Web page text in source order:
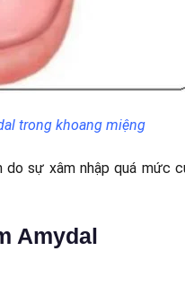
trong khoang miệng
sự xâm nhập quá mức
Amydal